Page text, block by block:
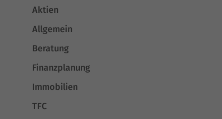
Aktien
Allgemein
Beratung
Finanzplanung
Immobilien
TFC